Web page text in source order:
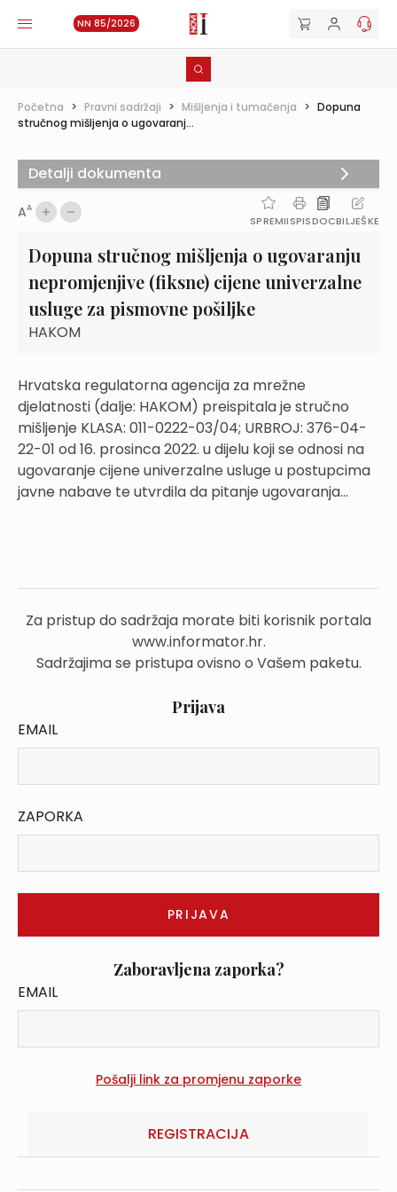
NN 85/2026
Početna > Pravni sadržaji > Mišljenja i tumačenja > Dopuna
stručnog mišljenja o ugovaranj...
AA
SPREMIISPISDOCBILJEŠKE
Dopuna stručnog mišljenja o ugovaranju
nepromjenjive (fiksne) cijene univerzalne
usluge za pismovne pošiljke
HAKOM
Hrvatska regulatorna agencija za mrežne
djelatnosti (dalje: HAKOM) preispitala je stručno
mišljenje KLASA: 011-0222-03/04; URBROJ: 376-04-
22-01 od 16. prosinca 2022. u dijelu koji se odnosi na
ugovaranje cijene univerzalne usluge u postupcima
javne nabave te utvrdila da pitanje ugovaranja...
Za pristup do sadržaja morate biti korisnik portala
www.informator.hr.
Sadržajima se pristupa ovisno o Vašem paketu.
Prijava
EMAIL
ZAPORKA
Zaboravljena zaporka?
EMAIL
REGISTRACIJA
Detalji dokumenta